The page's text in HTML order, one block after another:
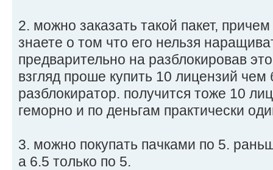
2. можно заказать такой пакет,
знаете о том что его нельзя
предварительно на разблокировав
взгляд проше купить 10 лицензий
разблокиратор. получится тоже 10
геморно и по деньгам практически
3. можно покупать пачками по 5.
а 6.5 только по 5.